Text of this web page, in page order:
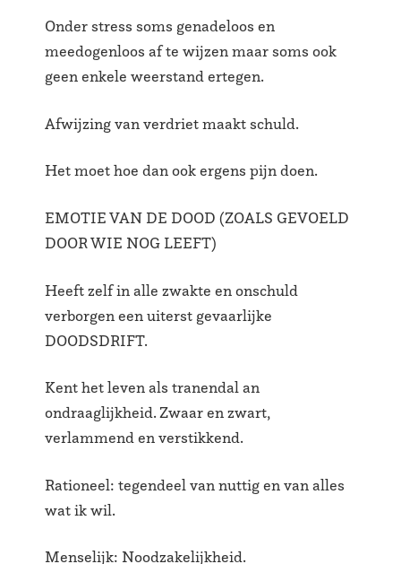
Onder stress soms genadeloos en
meedogenloos af te wijzen maar soms ook
geen enkele weerstand ertegen.
Afwijzing van verdriet maakt schuld.
Het moet hoe dan ook ergens pijn doen.
EMOTIE VAN DE DOOD (ZOALS GEVOELD
DOOR WIE NOG LEEFT)
Heeft zelf in alle zwakte en onschuld
verborgen een uiterst gevaarlijke
DOODSDRIFT.
Kent het leven als tranendal an
ondraaglijkheid. Zwaar en zwart,
verlammend en verstikkend.
Rationeel: tegendeel van nuttig en van alles
wat ik wil.
Menselijk: Noodzakelijkheid.